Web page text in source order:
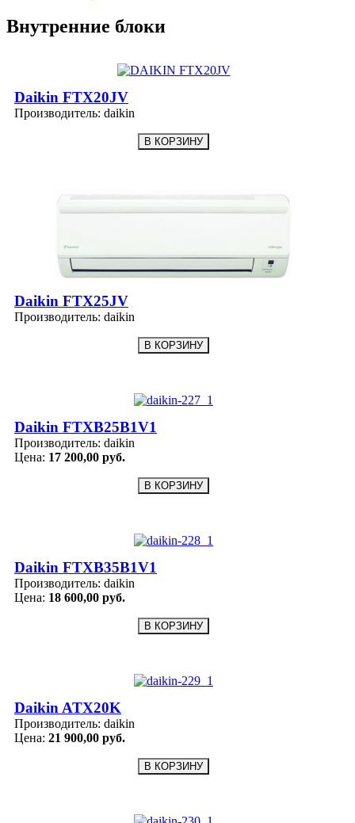
Внутренние блоки
Daikin FTX20JV
Производитель: daikin
Daikin FTX25JV
Производитель: daikin
Daikin FTXB25B1V1
Производитель: daikin
Цена: 17 200,00 руб.
Daikin FTXB35B1V1
Производитель: daikin
Цена: 18 600,00 руб.
Daikin ATX20K
Производитель: daikin
Цена: 21 900,00 руб.